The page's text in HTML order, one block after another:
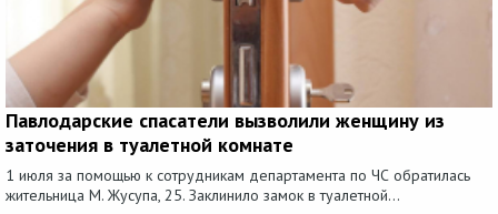
Павлодарские спасатели вызволили женщину из
заточения в туалетной комнате
1 июля за помощью к сотрудникам департамента по ЧС обратилась
жительница М. Жусупа, 25. Заклинило замок в туалетной...